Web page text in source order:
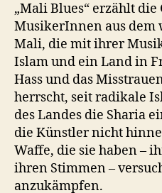
„Mali Blues“ erzählt
MusikerInnen aus dem
Mali, die mit ihrer
Islam und ein Land in
Hass und das
herrscht, seit radikale
des Landes die Sharia
die Künstler nicht
Waffe, die sie haben –
ihren Stimmen –
anzukämpfen.